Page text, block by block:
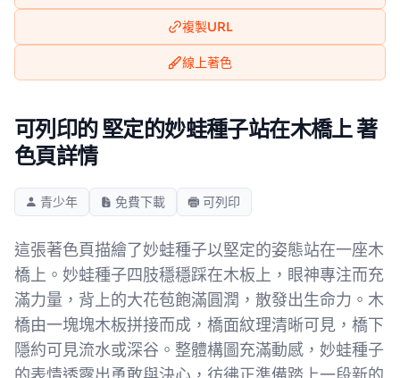
複製URL
線上著色
可列印的 堅定的妙蛙種子站在木橋上 著
色頁詳情
青少年 免費下載 可列印
這張著色頁描繪了妙蛙種子以堅定的姿態站在一座木
橋上。妙蛙種子四肢穩穩踩在木板上，眼神專注而充
滿力量，背上的大花苞飽滿圓潤，散發出生命力。木
橋由一塊塊木板拼接而成，橋面紋理清晰可見，橋下
隱約可見流水或深谷。整體構圖充滿動感，妙蛙種子